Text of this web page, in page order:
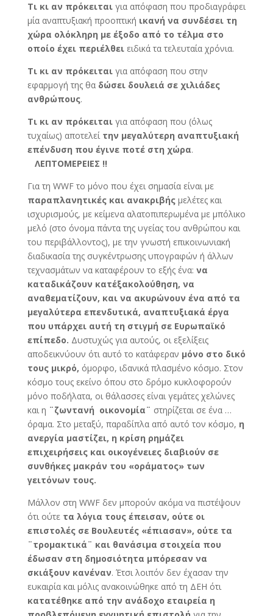
Τι κι αν πρόκειταιγια απόφαση που προδιαγράφει
μία αναπτυξιακή προοπτική ικανή να συνδέσει τη
χώρα ολόκληρη με έξοδο από το τέλμα στο
οποίο έχει περιέλθειειδικά τα τελευταία χρόνια.
Τι κι αν πρόκειταιγια απόφαση που στην
εφαρμογή της θα δώσει δουλειά σε χιλιάδες
ανθρώπους.
Τι κι αν πρόκειταιγια απόφαση που (όλως
τυχαίως) αποτελεί την μεγαλύτερη αναπτυξιακή
επένδυση που έγινε ποτέ στη χώρα.
ΛΕΠΤΟΜΕΡΕΙΕΣ !!
Για τη WWF το μόνο που έχει σημασία είναι με
παραπλανητικές και ανακριβήςμελέτες και
ισχυρισμούς, με κείμενα αλατοπιπερωμένα με μπόλικο
μελό (στο όνομα πάντα της υγείας του ανθρώπου και
του περιβάλλοντος), με την γνωστή επικοινωνιακή
διαδικασία της συγκέντρωσης υπογραφών ή άλλων
τεχνασμάτων να καταφέρουν το εξής ένα: να
καταδικάζουν κατ΄εξακολούθηση, να
αναθεματίζουν, και να ακυρώνουν ένα από τα
μεγαλύτερα επενδυτικά, αναπτυξιακά έργα
που υπάρχει αυτή τη στιγμή σε Ευρωπαϊκό
επίπεδο. Δυστυχώς για αυτούς, οι εξελίξεις
αποδεικνύουν ότι αυτό το κατάφεραν μόνο στο δικό
τους μικρό, όμορφο, ιδανικά πλασμένο κόσμο. Στον
κόσμο τους εκείνο όπου στο δρόμο κυκλοφορούν
μόνο ποδήλατα, οι θάλασσες είναι γεμάτες χελώνες
και η ¨ζωντανή οικονομία¨ στηρίζεται σε ένα …
όραμα. Στο μεταξύ, παραδίπλα από αυτό τον κόσμο, η
ανεργία μαστίζει, η κρίση ρημάζει
επιχειρήσεις και οικογένειες διαβιούν σε
συνθήκες μακράν του «οράματος» των
γειτόνων τους.
Μάλλον στη WWF δεν μπορούν ακόμα να πιστέψουν
ότι ούτε τα λόγια τους έπεισαν, ούτε οι
επιστολές σε Βουλευτές «έπιασαν», ούτε τα
¨τρομακτικά¨ και θανάσιμα στοιχεία που
έδωσαν στη δημοσιότητα μπόρεσαν να
σκιάξουν κανέναν. Έτσι λοιπόν δεν έχασαν την
ευκαιρία και μόλις ανακοινώθηκε από τη ΔΕΗ ότι
κατατέθηκε από την ανάδοχο εταιρεία η